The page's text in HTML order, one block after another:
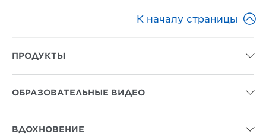
К началу страницы 
ПРОДУКТЫ 
ОБРАЗОВАТЕЛЬНЫЕ ВИДЕО 
ВДОХНОВЕНИЕ 